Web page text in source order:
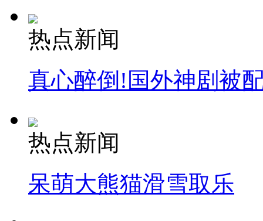
热点新闻
真心醉倒!国外神剧被
热点新闻
呆萌大熊猫滑雪取乐